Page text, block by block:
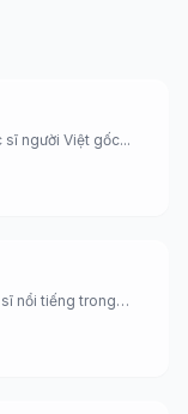
sĩ người Việt gốc...
nổi tiếng trong